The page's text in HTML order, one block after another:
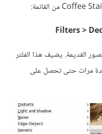
Filters >
القديمة. يضيف هذا الفلتر
مرات حتى تحصل على